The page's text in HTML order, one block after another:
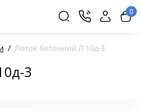
0
Лоток бетонний Л 10д-3
3